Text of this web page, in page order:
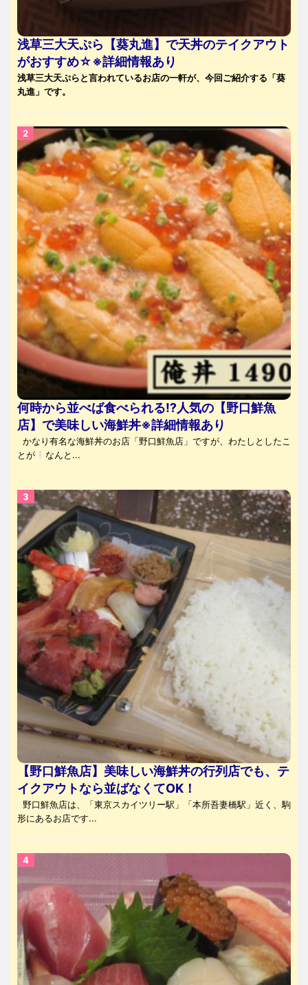
浅草三大天ぷら【葵丸進】で天丼のテイクアウト
がおすすめ☆※詳細情報あり
浅草三大天ぷらと言われているお店の一軒が、今回ご紹介する「葵
丸進」です。
何時から並べば食べられる⁉人気の【野口鮮魚
店】で美味しい海鮮丼※詳細情報あり
かなり有名な海鮮丼のお店「野口鮮魚店」ですが、わたしとしたこ
とが
なんと...
【野口鮮魚店】美味しい海鮮丼の行列店でも、テ
イクアウトなら並ばなくてOK！
野口鮮魚店は、「東京スカイツリー駅」「本所吾妻橋駅」近く、駒
形にあるお店です...